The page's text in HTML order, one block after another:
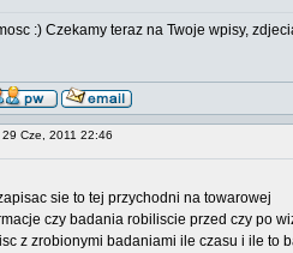
:) Czekamy teraz na Twoje wpisy,
29 Cze, 2011 22:46
sie to tej przychodni na towarowej
czy badania robiliscie przed czy po
z zrobionymi badaniami ile czasu i ile to